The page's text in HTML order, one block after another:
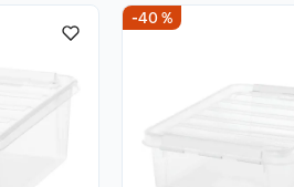
-40 %